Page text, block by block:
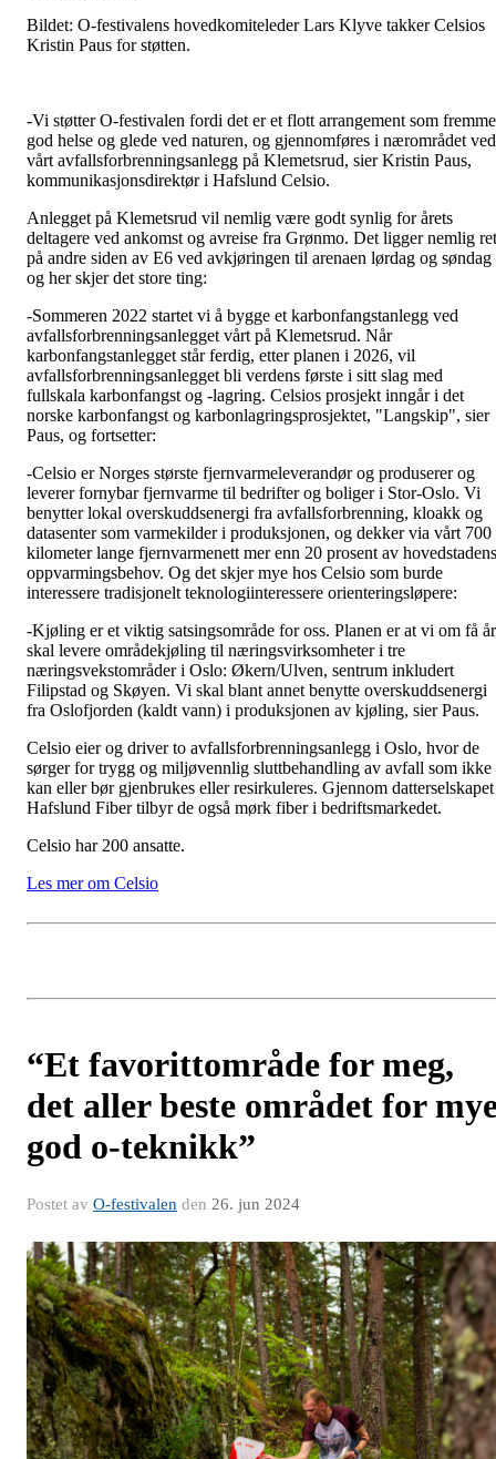
Bildet: O-festivalens hovedkomiteleder Lars Klyve takker Celsios
Kristin Paus for støtten.
-Vi støtter O-festivalen fordi det er et flott arrangement som
god helse og glede ved naturen, og gjennomføres i nærområdet ved
vårt avfallsforbrenningsanlegg på Klemetsrud, sier Kristin Paus,
kommunikasjonsdirektør i Hafslund Celsio.
Anlegget på Klemetsrud vil nemlig være godt synlig for årets
deltagere ved ankomst og avreise fra Grønmo. Det ligger nemlig
på andre siden av E6 ved avkjøringen til arenaen lørdag og søndag
og her skjer det store ting:
-Sommeren 2022 startet vi å bygge et karbonfangstanlegg ved
avfallsforbrenningsanlegget vårt på Klemetsrud. Når
karbonfangstanlegget står ferdig, etter planen i 2026, vil
avfallsforbrenningsanlegget bli verdens første i sitt slag med
fullskala karbonfangst og -lagring. Celsios prosjekt inngår i det
norske karbonfangst og karbonlagringsprosjektet, "Langskip", sier
Paus, og fortsetter:
-Celsio er Norges største fjernvarmeleverandør og produserer og
leverer fornybar fjernvarme til bedrifter og boliger i Stor-Oslo. Vi
benytter lokal overskuddsenergi fra avfallsforbrenning, kloakk og
datasenter som varmekilder i produksjonen, og dekker via vårt 700
kilometer lange fjernvarmenett mer enn 20 prosent av hovedstadens
oppvarmingsbehov. Og det skjer mye hos Celsio som burde
interessere tradisjonelt teknologiinteressere orienteringsløpere:
-Kjøling er et viktig satsingsområde for oss. Planen er at vi om få år
skal levere områdekjøling til næringsvirksomheter i tre
næringsvekstområder i Oslo: Økern/Ulven, sentrum inkludert
Filipstad og Skøyen. Vi skal blant annet benytte overskuddsenergi
fra Oslofjorden (kaldt vann) i produksjonen av kjøling, sier Paus.
Celsio eier og driver to avfallsforbrenningsanlegg i Oslo, hvor de
sørger for trygg og miljøvennlig sluttbehandling av avfall som ikke
kan eller bør gjenbrukes eller resirkuleres. Gjennom datterselskapet
Hafslund Fiber tilbyr de også mørk fiber i bedriftsmarkedet.
Celsio har 200 ansatte.
Les mer om Celsio
“Et favorittområde for meg,
det aller beste området for
god o-teknikk”
Postet av O-festivalen den 26. jun 2024